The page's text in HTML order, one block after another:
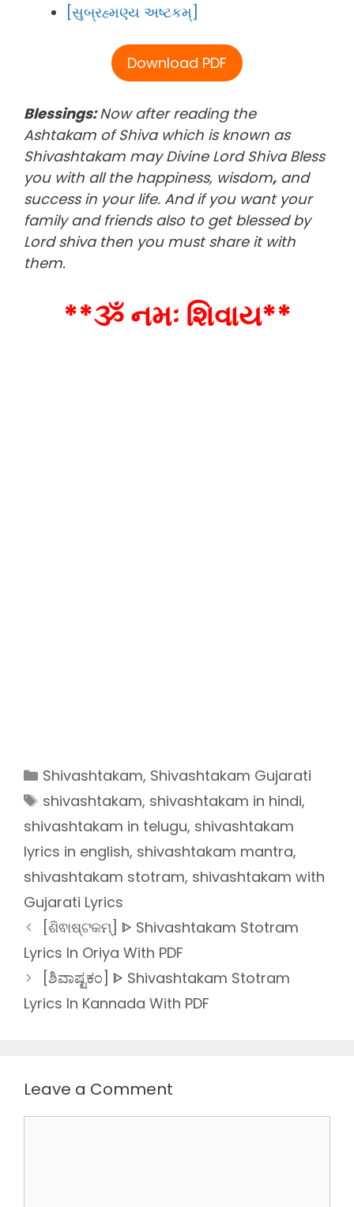
[સુબ્રહ્મણ્ય અષ્ટકમ્]
Download PDF
Blessings:Now after reading the
Ashtakam of Shiva which is known as
Shivashtakam may Divine Lord Shiva Bless
you with all the happiness, wisdom, and
success in your life. And if you want your
family and friends also to get blessed by
Lord shiva then you must share it with
them.
**ૐ નમઃ શિવાય**
Categories
Shivashtakam, Shivashtakam Gujarati
Tags
shivashtakam, shivashtakam in hindi,
shivashtakam in telugu, shivashtakam
lyrics in english, shivashtakam mantra,
shivashtakam stotram, shivashtakam with
Gujarati Lyrics
[ଶିଵାଷ୍ଟକମ୍] ᐈ Shivashtakam Stotram
Lyrics In Oriya With PDF
[ಶಿವಾಷ್ಟಕಂ] ᐈ Shivashtakam Stotram
Lyrics In Kannada With PDF
Leave a Comment